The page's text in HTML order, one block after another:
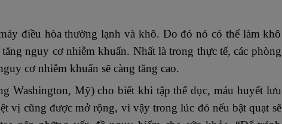
điều hòa thường lạnh và khô. Do đó nó có thể làm khô
nguy cơ nhiễm khuẩn. Nhất là trong thực tế, các phòng
cơ nhiễm khuẩn sẽ càng tăng cao.
Washington, Mỹ) cho biết khi tập thể dục, máu huyết lưu
vị cũng được mở rộng, vì vậy trong lúc đó nếu bật quạt sẽ